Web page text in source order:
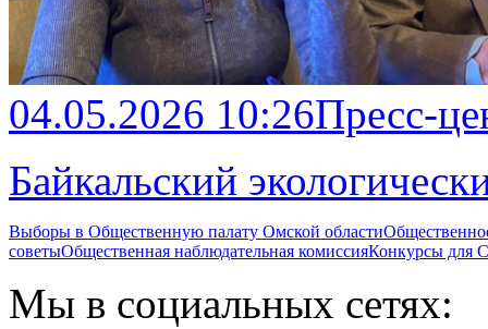
04.05.2026 10:26Пресс-
Байкальский
Выборы в Общественную палату Омской области
советыОбщественная наблюдательная комиссияКонкурсы
Мы в социальных сетях: